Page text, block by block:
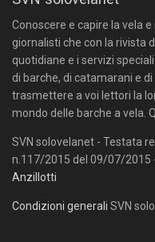
Conoscere e capire la vela
giornalisti che con la rivista
quotidiane e i servizi
di barche, di catamarani e
trasmettere a voi lettori la
mondo delle barche a vela.
SVN solovelanet - Testata
n.117/2015 del 09/07/2015
Anzillotti
Condizioni generali SVN